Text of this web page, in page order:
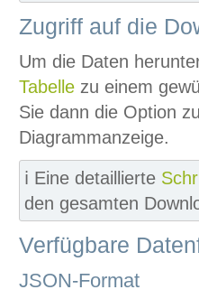
Zugriff auf die
Um die Daten
Tabelle zu einem
Sie dann die Option
Diagrammanzeige.
ℹ️ Eine detaillierte
den gesamten
Verfügbare
JSON-Format